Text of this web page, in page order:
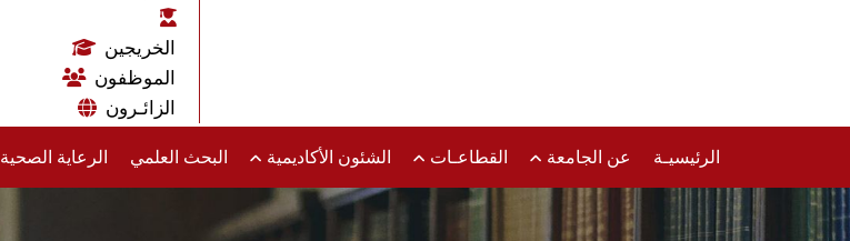
الخريجين
الموظفون
الزائـرون
الرئيسيـة عن الجامعة القطاعـات الشئون الأكاديمية البحث العلمي الرعاية الصحية